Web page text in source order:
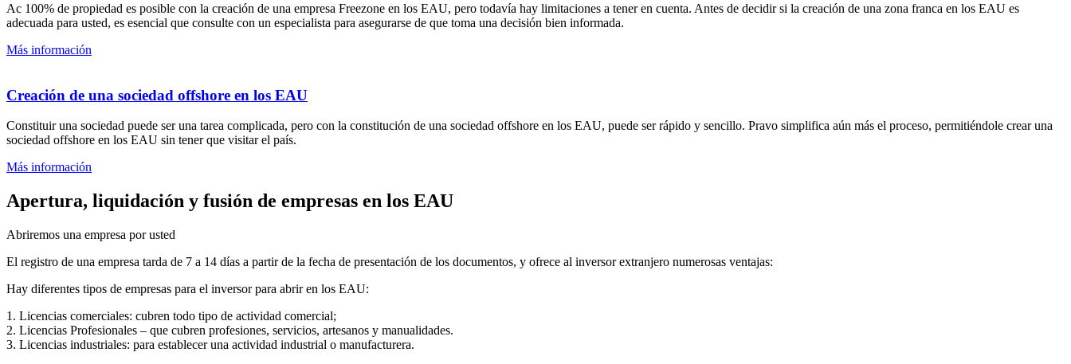
Ac 100% de propiedad es posible con la creación de una empresa Freezone en los EAU, pero todavía hay limitaciones a tener en cuenta. Antes de decidir si la creación de una zona franca en los EAU es
adecuada para usted, es esencial que consulte con un especialista para asegurarse de que toma una decisión bien informada.
Más información
Creación de una sociedad offshore en los EAU
Constituir una sociedad puede ser una tarea complicada, pero con la constitución de una sociedad offshore en los EAU, puede ser rápido y sencillo. Pravo simplifica aún más el proceso, permitiéndole crear una
sociedad offshore en los EAU sin tener que visitar el país.
Más información
Apertura, liquidación y fusión de empresas en los EAU
Abriremos una empresa por usted
El registro de una empresa tarda de 7 a 14 días a partir de la fecha de presentación de los documentos, y ofrece al inversor extranjero numerosas ventajas:
Hay diferentes tipos de empresas para el inversor para abrir en los EAU:
1. Licencias comerciales: cubren todo tipo de actividad comercial;
2. Licencias Profesionales – que cubren profesiones, servicios, artesanos y manualidades.
3. Licencias industriales: para establecer una actividad industrial o manufacturera.